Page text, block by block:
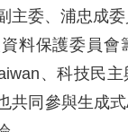
主委、浦忠成
料保護委員會
、科技民
共同參與生成